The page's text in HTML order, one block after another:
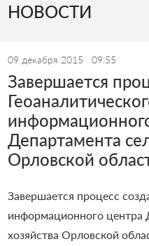
НОВОСТИ
09 декабря 2015 09:55
Завершается
Департамента
Орловской
Завершается процесс
информационного центра
хозяйства Орловской